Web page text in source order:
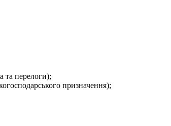
та перелоги);
призначення);